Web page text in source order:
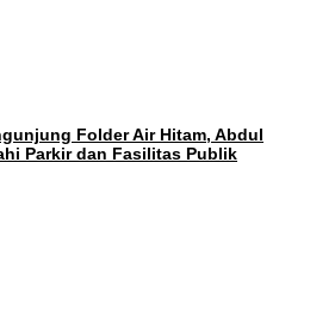
Folder Air Hitam, Abdul
Parkir dan Fasilitas Publik